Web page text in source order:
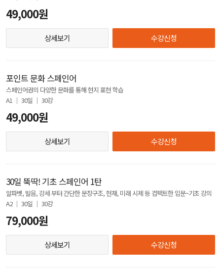
49,000원
상세보기 수강신청
포인트 문화 스페인어
스페인어권의 다양한 문화를 통해 현지 표현 학습
A1 │ 30일 │ 30강
49,000원
상세보기 수강신청
30일 뚝딱! 기초 스페인어 1탄
알파벳, 발음, 강세 부터 간단한 문장구조, 현재, 미래 시제 등 컴팩트한 입문~기초 강의
A2 │ 30일 │ 30강
79,000원
상세보기 수강신청